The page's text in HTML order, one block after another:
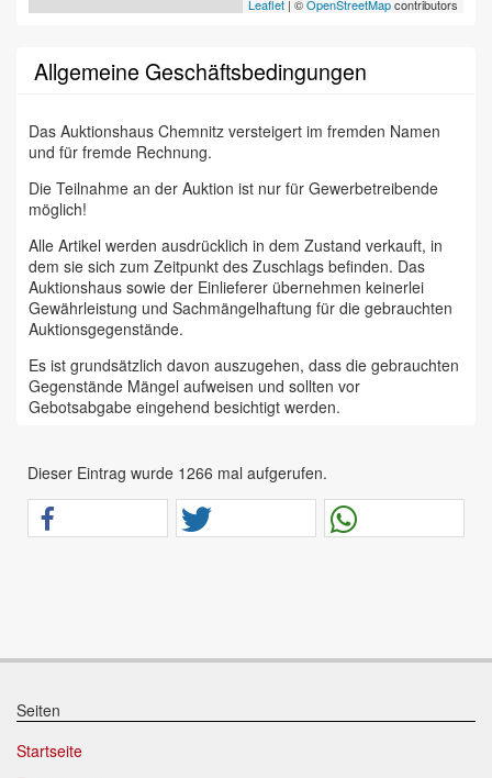
Leaflet | ©OpenStreetMapcontributors
Allgemeine Geschäftsbedingungen
Das Auktionshaus Chemnitz versteigert im fremden Namen
und für fremde Rechnung.
Die Teilnahme an der Auktion ist nur für Gewerbetreibende
möglich!
Alle Artikel werden ausdrücklich in dem Zustand verkauft, in
dem sie sich zum Zeitpunkt des Zuschlags befinden. Das
Auktionshaus sowie der Einlieferer übernehmen keinerlei
Gewährleistung und Sachmängelhaftung für die gebrauchten
Auktionsgegenstände.
Es ist grundsätzlich davon auszugehen, dass die gebrauchten
Gegenstände Mängel aufweisen und sollten vor
Gebotsabgabe eingehend besichtigt werden.
dass sämtliche zum Verkauf stehende Artikel ungeprüft sind.
Bei allen zum Verkauf stehenden Fahrzeugen und Maschinen
ist davon auszugehen, dass diese bereits einen nicht
unerheblichen Vorschaden erlitten haben.
Wir weisen eindringlich darauf hin, dass Gebote nur
einverstanden sind und diese bedingungslos akzeptieren.
Mehrwertsteuer für Präsenzauktionen in unseren
Dieser Eintrag wurde 1266 mal aufgerufen.
Seiten
Startseite